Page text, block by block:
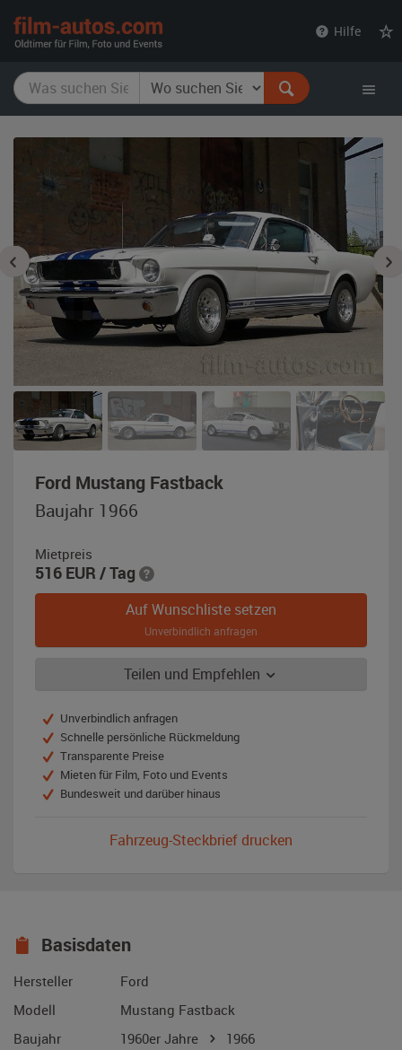
Hilfe
Ford Mustang Fastback
Baujahr 1966
Mietpreis
516 EUR / Tag
Auf Wunschliste setzen
Unverbindlich anfragen
Teilen und Empfehlen
Unverbindlich anfragen
Schnelle persönliche Rückmeldung
Transparente Preise
Mieten für Film, Foto und Events
Bundesweit und darüber hinaus
Fahrzeug-Steckbrief drucken
Basisdaten
Hersteller
Ford
Modell
Mustang Fastback
Baujahr
1960er Jahre
1966